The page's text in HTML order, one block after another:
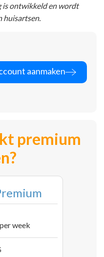
is ontwikkeld en wordt
huisartsen.
aanmaken
premium
per week